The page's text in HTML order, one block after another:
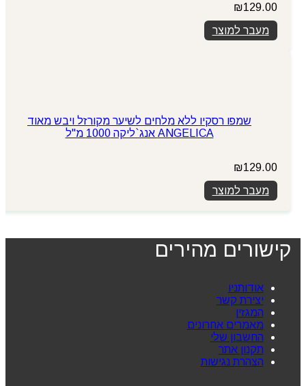
₪129.00
מעבר למוצר
שמפו רסקיו ללא מלחים לשיער מקורזל ויבש מאוד
ANGELICA אנג`ליקה 1000 מ"ל
₪129.00
מעבר למוצר
קישורים מהירים
אודותניו
יצירת קשר
המגזין
מאמרים אחרונים
החשבון שלי
תקנון אתר
הצהרת נגישות